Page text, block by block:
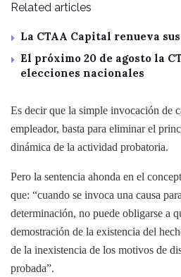
Related articles
La CTAA Capital renueva
El próximo 20 de agosto la
elecciones nacionales
Es decir que la simple invocación de
empleador, basta para eliminar el
dinámica de la actividad probatoria.
Pero la sentencia ahonda en el
que: “cuando se invoca una causa
determinación, no puede obligarse a
demostración de la existencia del
de la inexistencia de los motivos de
probada”.